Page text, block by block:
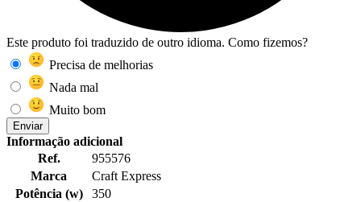
Este produto foi traduzido de outro idioma. Como fizemos?
Precisa de melhorias
Nada mal
Muito bom
Enviar
Informação adicional
Ref.
955576
Marca
Craft Express
Potência (w)
350